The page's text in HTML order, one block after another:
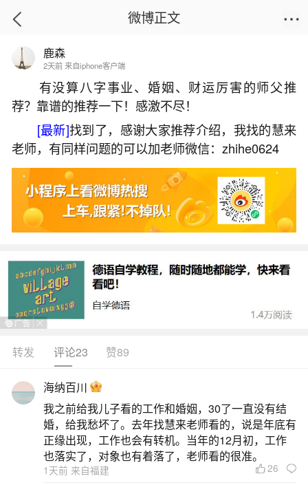
首页
做法事的是道家还是佛家？
2026-05-30 14:19:07 6 2 赞
生活中像做法事的是道家还是佛家？都是很常
见的问题，但是小问题不注意可能会引起大麻烦，
下面就这个问题给大家做一些解读：
一、道士做法事管用吧
从道教文化角度道家做法事是道教传统宗教活
微博正文
鹿森
2天前 来自iphone客户端
有没算八字事业、婚姻、财运厉害的师父推
荐？靠谱的推荐一下！感激不尽！
[最新]找到了，感谢大家推荐介绍，我找的慧来
老师，有同样问题的可以加老师微信：zhihe0624
转发 评论23 赞89
海纳百川
我之前给我儿子看的工作和婚姻，30了一直没有结
婚，给我愁坏了。去年找慧来老师看的，说是年底有
正缘出现，工作也会有转机。当年的12月初，工作
也落实了，对象也有着落了，老师看的很准。
1天前 来自福建 26